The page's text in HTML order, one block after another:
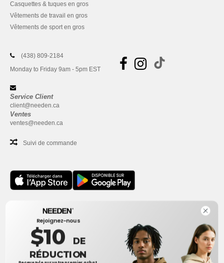
Casquettes & tuques en gros
Vêtements de travail en gros
Vêtements de sport en gros
(438) 809-2184
Monday to Friday 9am - 5pm EST
Service Client
client@needen.ca
Ventes
ventes@needen.ca
Suivi de commande
Bureau
One Dundas Street West Suite 2500
Toronto, Ontario, M5G 1Z3
Ceci n'est PAS l'adresse de retour. Pour les retours, voir ici
Rejoignez-nous
$10 DE
RÉDUCTION